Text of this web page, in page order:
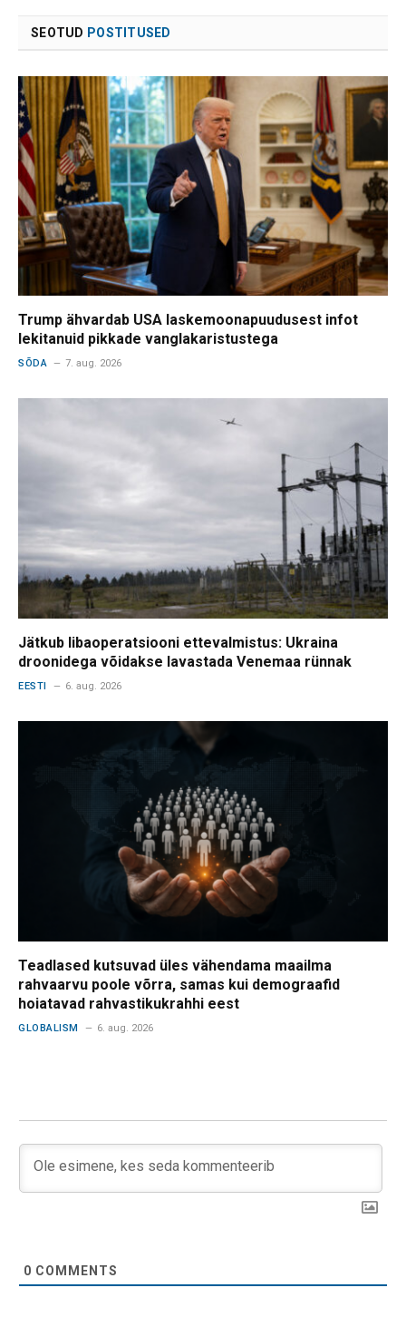
SEOTUD POSTITUSED
Trump ähvardab USA laskemoonapuudusest infot
lekitanuid pikkade vanglakaristustega
SÕDA 7. aug. 2026
Jätkub libaoperatsiooni ettevalmistus: Ukraina
droonidega võidakse lavastada Venemaa rünnak
EESTI 6. aug. 2026
Teadlased kutsuvad üles vähendama maailma
rahvaarvu poole võrra, samas kui demograafid
hoiatavad rahvastikukrahhi eest
GLOBALISM 6. aug. 2026
0 COMMENTS